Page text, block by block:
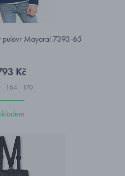
pulovr Mayoral 7393-65
Kč
164 170